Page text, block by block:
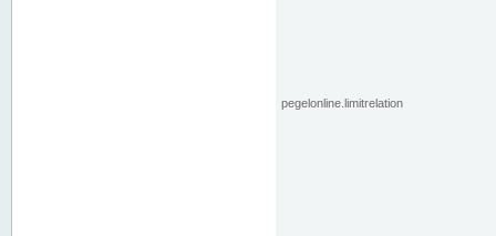
pegelonline.limitrelation